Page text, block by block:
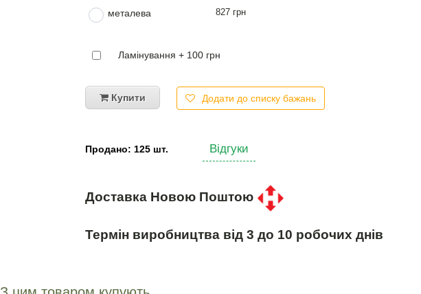
металева 827 грн
Ламінування + 100 грн
Купити Додати до списку бажань
Продано: 125 шт. Відгуки
Доставка Новою Поштою
Термін виробництва від 3 до 10 робочих днів